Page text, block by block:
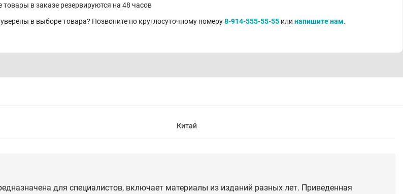
товары в заказе резервируются на 48 часов
в выборе товара? Позвоните по круглосуточному номеру8-914-555-55-55 или напишите нам.
Китай
для специалистов, включает материалы из изданий разных лет. Приведенная